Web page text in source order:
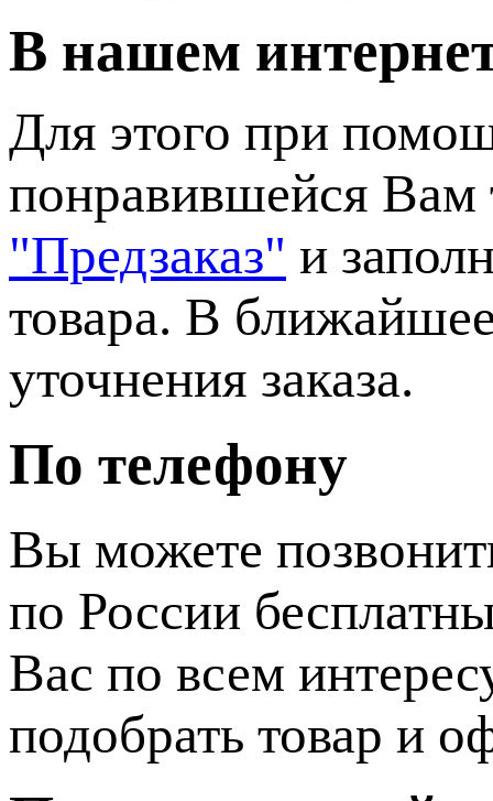
В нашем
Для этого при
понравившейся Вам
"Предзаказ" и
товара. В
уточнения заказа.
По телефону
Вы можете
по России
Вас по всем
подобрать товар и